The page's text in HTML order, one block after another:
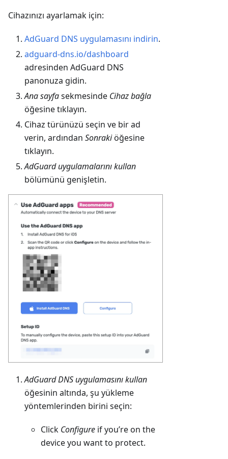
Cihazınızı ayarlamak için:
AdGuard DNS uygulamasını indirin.
adguard-dns.io/dashboard
adresinden AdGuard DNS
panonuza gidin.
Ana sayfasekmesinde Cihaz bağla
öğesine tıklayın.
Cihaz türünüzü seçin ve bir ad
verin, ardından Sonrakiöğesine
tıklayın.
AdGuard uygulamalarını kullan
bölümünü genişletin.
AdGuard DNS uygulamasını kullan
öğesinin altında, şu yükleme
yöntemlerinden birini seçin:
Click Configure if you’re on the
device you want to protect.